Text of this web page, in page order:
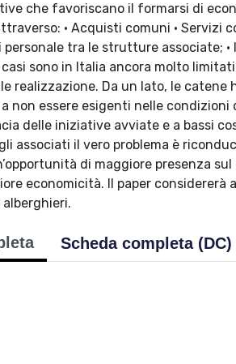
che favoriscano il formarsi di
• Acquisti comuni •
personale tra le strutture associate;
sono in Italia ancora molto
realizzazione. Da un lato, le catene
non essere esigenti nelle
delle iniziative avviate e a bassi
associati il vero problema è
di maggiore presenza
economicità. Il paper
Scheda completa (DC)